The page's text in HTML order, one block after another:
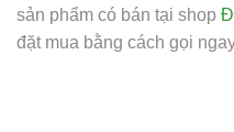
sản phẩm có bán tại shop
đặt mua bằng cách gọi